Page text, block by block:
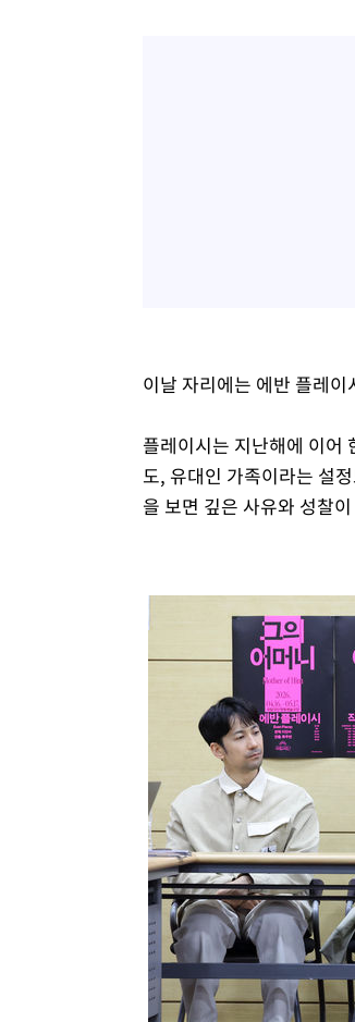
이날 자리에는 에반 플레
플레이시는 지난해에 이어
도, 유대인 가족이라는 설
을 보면 깊은 사유와 성찰